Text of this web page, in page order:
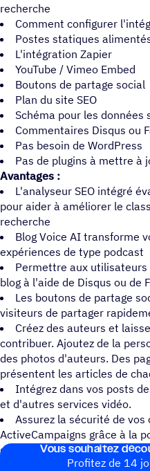
recherche
Comment configurer
Postes statiques
L'intégration Zapier
YouTube / Vimeo Embed
Boutons de partage social
Plan du site SEO
Schéma pour les données
Commentaires Disqus ou
Pas besoin de WordPress
Pas de plugins à mettre à
Avantages :
L'analyseur SEO intégré
pour aider à améliorer le
recherche
Blog Voice AI transforme
expériences de type podcast
Permettre aux
blog à l'aide de Disqus ou de
Les boutons de partage
visiteurs de partager
Créez des auteurs et
contribuer. Ajoutez de la
des photos d'auteurs. Des
présentent les articles de
Intégrez dans vos posts
et d'autres services vidéo.
Assurez la sécurité de
ActiveCampaigns grâce à la
d'utilisateurs limités pour
Vous souhai­tez
Profitez de 14